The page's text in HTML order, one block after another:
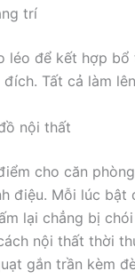
trí
léo để kết hợp
Tất cả làm
nội thất
cho căn
điệu. Mỗi lúc
lại chẳng bị
nội thất thời
gắn trần kèm